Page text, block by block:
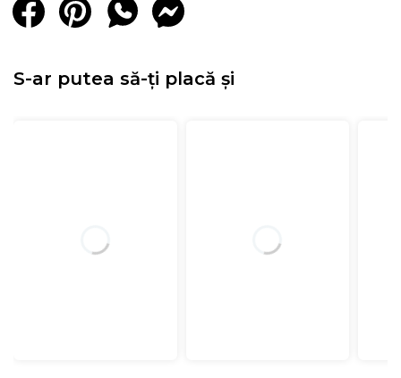
S-ar putea să-ți placă și